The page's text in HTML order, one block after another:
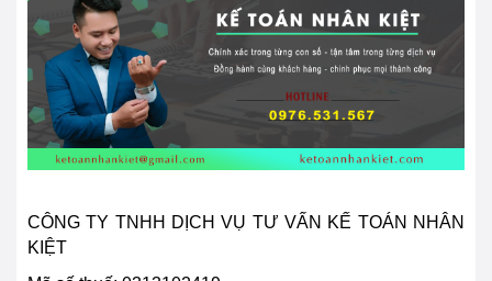
CÔNG TY TNHH DỊCH VỤ TƯ VẤN KẾ TOÁN NHÂN
KIỆT